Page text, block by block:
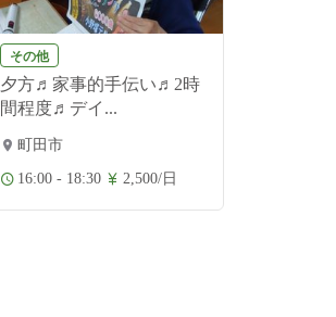
その他
夕方♬家事的手伝い♬2時
間程度♬デイ...
町田市
16:00 - 18:30 2,500/日